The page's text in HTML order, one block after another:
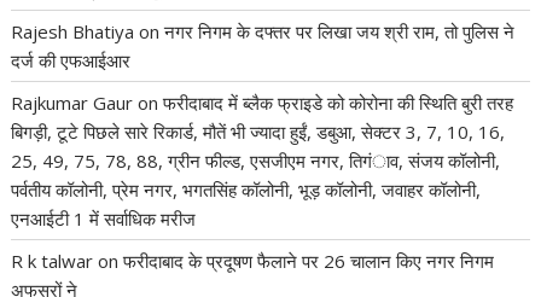
Rajesh Bhatiya onनगर निगम के दफ्तर पर लिखा जय श्री राम, तो पुलिस ने
दर्ज की एफआईआर
Rajkumar Gaur onफरीदाबाद में ब्लैक फ्राइडे को कोरोना की स्थिति बुरी तरह
बिगड़ी, टूटे पिछले सारे रिकार्ड, मौतें भी ज्यादा हुईं, डबुआ, सेक्टर 3, 7, 10, 16,
25, 49, 75, 78, 88, ग्रीन फील्ड, एसजीएम नगर, तिगंाव, संजय कॉलोनी,
पर्वतीय कॉलोनी, प्रेम नगर, भगतसिंह कॉलोनी, भूड़ कॉलोनी, जवाहर कॉलोनी,
एनआईटी 1 में सर्वाधिक मरीज
R k talwar onफरीदाबाद के प्रदूषण फैलाने पर 26 चालान किए नगर निगम
अफसरों ने